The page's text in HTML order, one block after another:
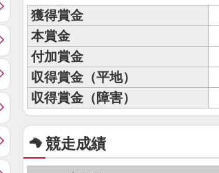
獲得賞金
本賞金
付加賞金
収得賞金（平地）
収得賞金（障害）
競走成績